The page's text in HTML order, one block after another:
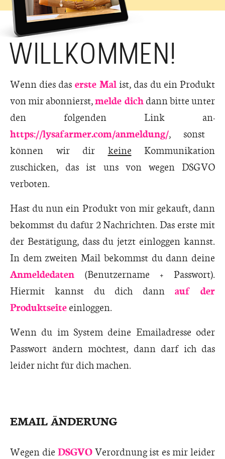
WILLKOMMEN!
Wenn dies das erste Malist, das du ein Produkt
von mir abonnierst,melde dichdann bitte unter
den folgenden Link an:
https://lysafarmer.com/anmeldung/, sonst
können wir dir keine Kommunikation
zuschicken, das ist uns von wegen DSGVO
verboten.
Hast du nun ein Produkt von mir gekauft, dann
bekommst du dafür 2 Nachrichten. Das erste mit
der Bestätigung, dass du jetzt einloggen kannst.
In dem zweiten Mail bekommst du dann deine
Anmeldedaten (Benutzername + Passwort).
Hiermit kannst du dich dannauf der
Produktseiteeinloggen.
Wenn du im System deine Emailadresse oder
Passwort ändern möchtest, dann darf ich das
leider nicht für dich machen.
EMAIL ÄNDERUNG
Wegen die DSGVOVerordnung ist es mir leider